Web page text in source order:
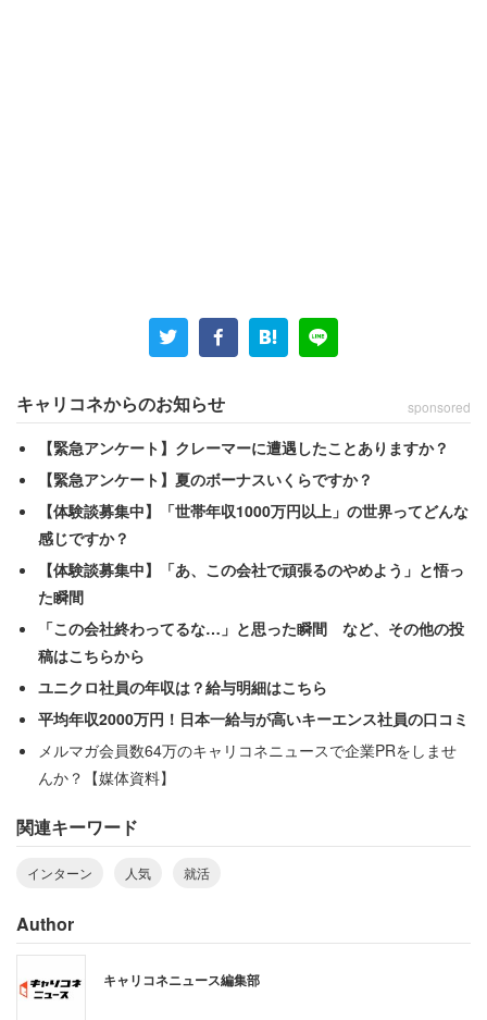
キャリコネからのお知らせ sponsored
【緊急アンケート】クレーマーに遭遇したことありますか？
【緊急アンケート】夏のボーナスいくらですか？
【体験談募集中】「世帯年収1000万円以上」の世界ってどんな
感じですか？
【体験談募集中】「あ、この会社で頑張るのやめよう」と悟っ
た瞬間
「この会社終わってるな…」と思った瞬間 など、その他の投
稿はこちらから
ユニクロ社員の年収は？給与明細はこちら
平均年収2000万円！日本一給与が高いキーエンス社員の口コミ
メルマガ会員数64万のキャリコネニュースで企業PRをしませ
んか？【媒体資料】
関連キーワード
インターン 人気 就活
Author
キャリコネニュース編集部